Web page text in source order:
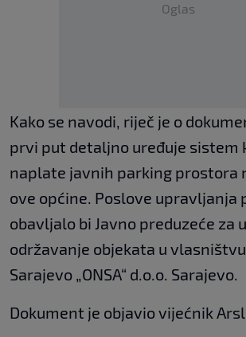
Oglas
Kako se navodi, riječ je o
prvi put detaljno uređuje sistem
naplate javnih parking prostora
ove općine. Poslove upravljanja
obavljalo bi Javno preduzeće za
održavanje objekata u
Sarajevo „ONSA“ d.o.o. Sarajevo.
Dokument je objavio vijećnik